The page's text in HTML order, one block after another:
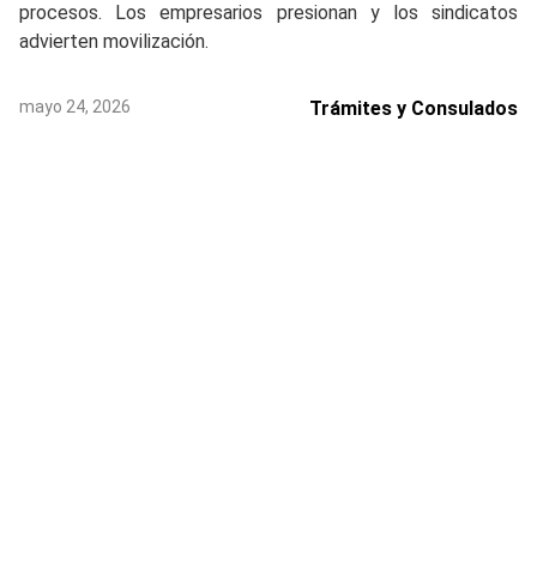
procesos. Los empresarios presionan y los sindicatos
advierten movilización.
mayo 24, 2026 Trámites y Consulados